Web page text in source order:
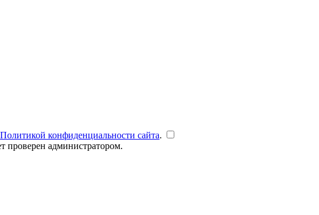
Политикой конфиденциальности сайта.
проверен администратором.